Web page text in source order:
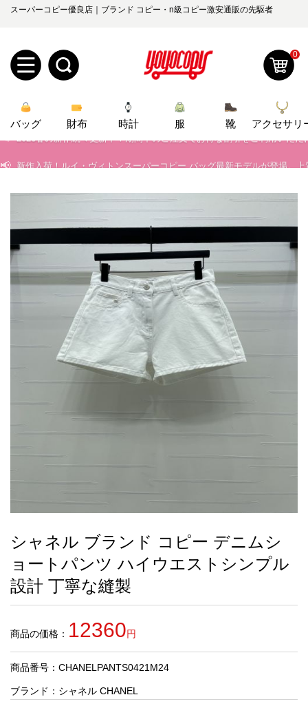
スーパーコピー優良店｜ブランド コピー・n級コピー激安通販の先駆者
規
ー
ロ
オ
ーお
yoyocopys@gmail.com
2026人気特集
バッグ
ズボン
衣装セット
住まい用品
アクセサリー
ベルト
スカーフ
アイフォーンケ
最
製
お
す
す
め
商
人
気
商
0
バッグ 財布 時計 服 靴 アクセサリ
当店は正真正銘のn級スーパーコピーのみ取扱い。最高品質の再現度を
📢 新作入荷！ルイ・ヴィトンスーパーコピー バッグ最新モデルが登場。
2026春の新作続々更新中！期間中のご注文でお得な割引をご利用いただ
シャネル ブランド コピー デニムシ
ョートパンツ ハイウエストシンプル
設計 丁寧な縫製
商品の価格： 12360円
商品番号：CHANELPANTS0421M24
ブランド： シャネル CHANEL